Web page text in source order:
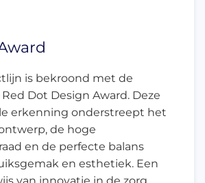
is bekroond met de
Dot Design Award. Deze
erkenning onderstreept het
de hoge
en de perfecte balans
en esthetiek. Een